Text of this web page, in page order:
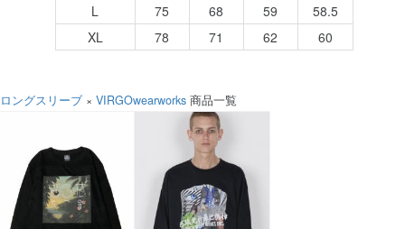
L
75 68 59
58.5
XL
78 71 62 60
ロングスリーブ × VIRGOwearworks 商品一覧